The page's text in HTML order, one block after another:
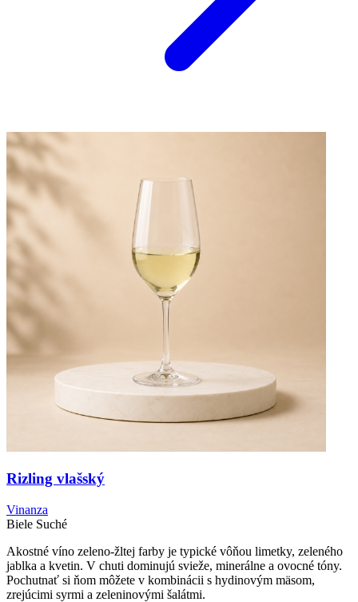
Rizling vlašský
Vinanza
Biele Suché
Akostné víno zeleno-žltej farby je typické vôňou limetky, zeleného
jablka a kvetin. V chuti dominujú svieže, minerálne a ovocné tóny.
Pochutnať si ňom môžete v kombinácii s hydinovým mäsom,
zrejúcimi syrmi a zeleninovými šalátmi.